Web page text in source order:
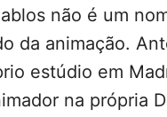
não é um
da animação.
estúdio em
na própria